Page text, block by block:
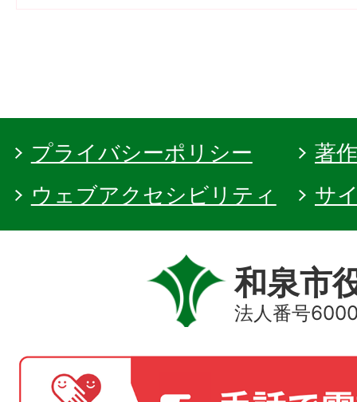
プライバシーポリシー
著
ウェブアクセシビリティ
サ
和泉市
法人番号